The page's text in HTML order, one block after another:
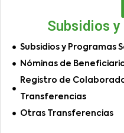
Subsidios
Subsidios y Programas
Nóminas de
Registro de
Transferencias
Otras Transferencias